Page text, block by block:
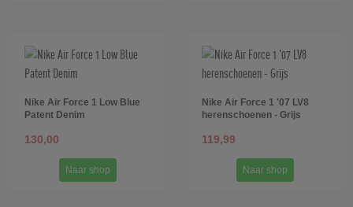
Nike Air Force 1 Low Blue
Patent Denim
130,00
Naar shop
Nike Air Force 1 '07 LV8
herenschoenen - Grijs
119,99
Naar shop